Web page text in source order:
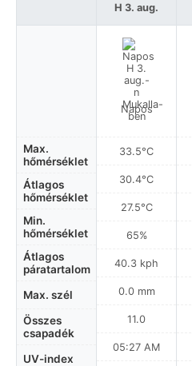
Max.
hőmérséklet
Átlagos
hőmérséklet
Min.
hőmérséklet
Átlagos
páratartalom
Max. szél
Összes
csapadék
UV-index
H 3. aug.
Napos
33.5°C
30.4°C
27.5°C
65%
40.3 kph
0.0 mm
11.0
05:27 AM